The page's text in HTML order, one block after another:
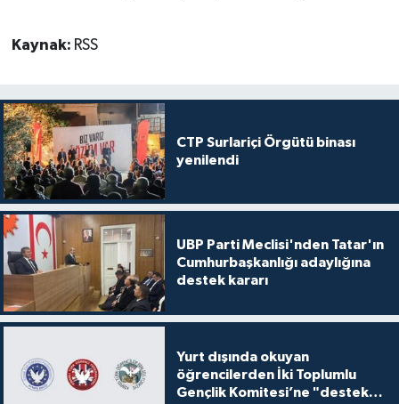
Kaynak: RSS
CTP Surlariçi Örgütü binası
yenilendi
UBP Parti Meclisi'nden Tatar'ın
Cumhurbaşkanlığı adaylığına
destek kararı
Yurt dışında okuyan
öğrencilerden İki Toplumlu
Gençlik Komitesi’ne "destek